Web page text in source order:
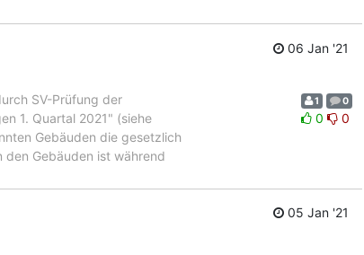
06 Jan '21
SV-Prüfung der
1. Quartal 2021" (siehe
Gebäuden die gesetzlich
Gebäuden ist während
1 0
0 0
05 Jan '21